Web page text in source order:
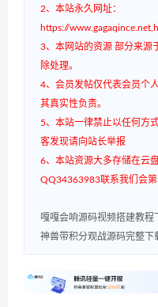
2、本站永久网址：
https://
3、本网站的资源 部分来源
除处理。
4、会员发帖仅代表会员个
其真实性负责。
5、本站一律禁止以任何方
客发现请向站长举报
6、本站资源大多存储在云
QQ34363983联系我们会第
嘎嘎会响源码视频搭建教程
神兽带积分观战源码完整下